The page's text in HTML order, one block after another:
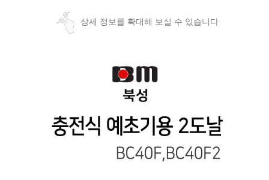
상세 정보를 확대해 보실 수 있습니다